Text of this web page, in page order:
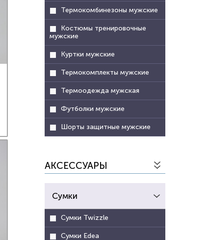
Термокомбинезоны мужские
Костюмы тренировочные
мужские
Куртки мужские
Термокомплекты мужские
Термоодежда мужская
Футболки мужские
Шорты защитные мужские
АКСЕССУАРЫ
Сумки
Сумки Twizzle
Сумки Edea